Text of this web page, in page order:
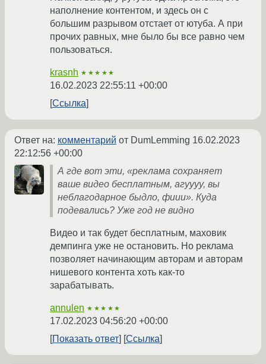
наполнение контентом, и здесь он с
большим разрывом отстает от ютуба. А при
прочих равных, мне было бы все равно чем
пользоваться.
krasnh ★★★★★
16.02.2023 22:55:11 +00:00
Ссылка
Ответ на: комментарий от DumLemming 16.02.2023
22:12:56 +00:00
А где вот эти, «реклама сохраняет
ваше видео бесплатным, агуууу, вы
неблагодарное быдло, фиии». Куда
подевались? Уже год не видно
Видео и так будет бесплатным, маховик
демпинга уже не остановить. Но реклама
позволяет начинающим авторам и авторам
нишевого контента хоть как-то
зарабатывать.
annulen ★★★★★
17.02.2023 04:56:20 +00:00
Показать ответ
Ссылка